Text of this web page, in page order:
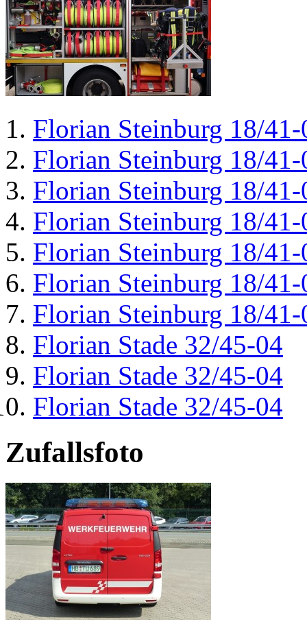
Florian Steinburg 18/41-
Florian Steinburg 18/41-
Florian Steinburg 18/41-
Florian Steinburg 18/41-
Florian Steinburg 18/41-
Florian Steinburg 18/41-
Florian Steinburg 18/41-
Florian Stade 32/45-04
Florian Stade 32/45-04
Florian Stade 32/45-04
Zufallsfoto